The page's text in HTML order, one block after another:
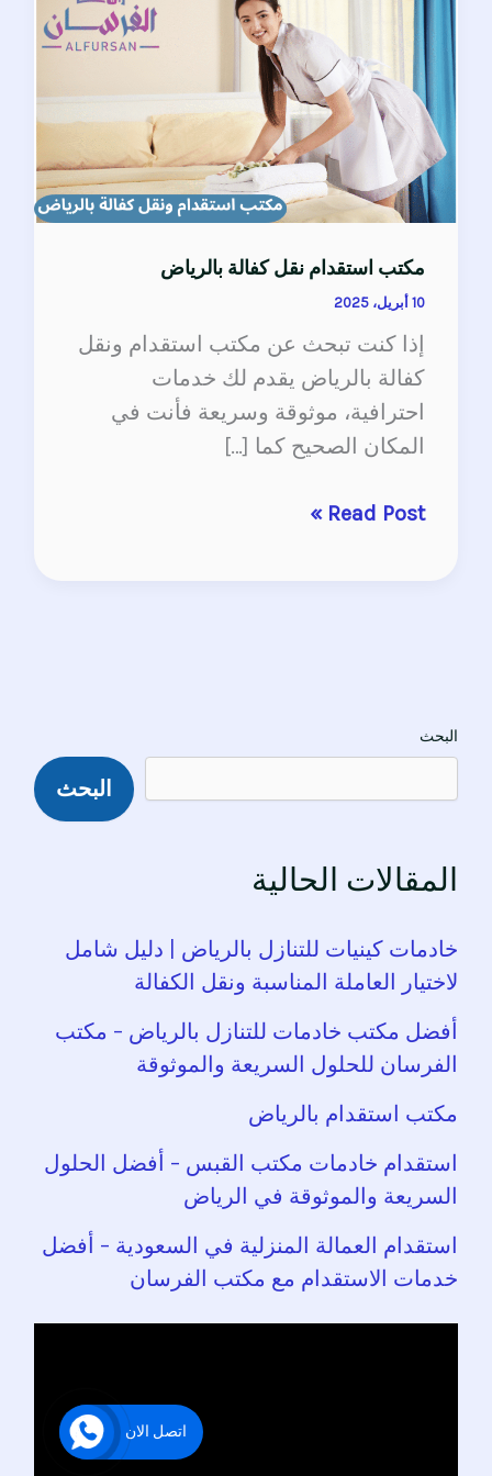
مكتب استقدام نقل كفالة بالرياض
10 أبريل، 2025
إذا كنت تبحث عن مكتب استقدام ونقل
كفالة بالرياض يقدم لك خدمات
احترافية، موثوقة وسريعة فأنت في
المكان الصحيح كما […]
نقل
كفالة
بالرياض
Read Post »
البحث
البحث
المقالات الحالية
خادمات كينيات للتنازل بالرياض | دليل شامل
لاختيار العاملة المناسبة ونقل الكفالة
أفضل مكتب خادمات للتنازل بالرياض – مكتب
الفرسان للحلول السريعة والموثوقة
مكتب استقدام بالرياض
استقدام خادمات مكتب القبس – أفضل الحلول
السريعة والموثوقة في الرياض
استقدام العمالة المنزلية في السعودية – أفضل
خدمات الاستقدام مع مكتب الفرسان
اتصل الان